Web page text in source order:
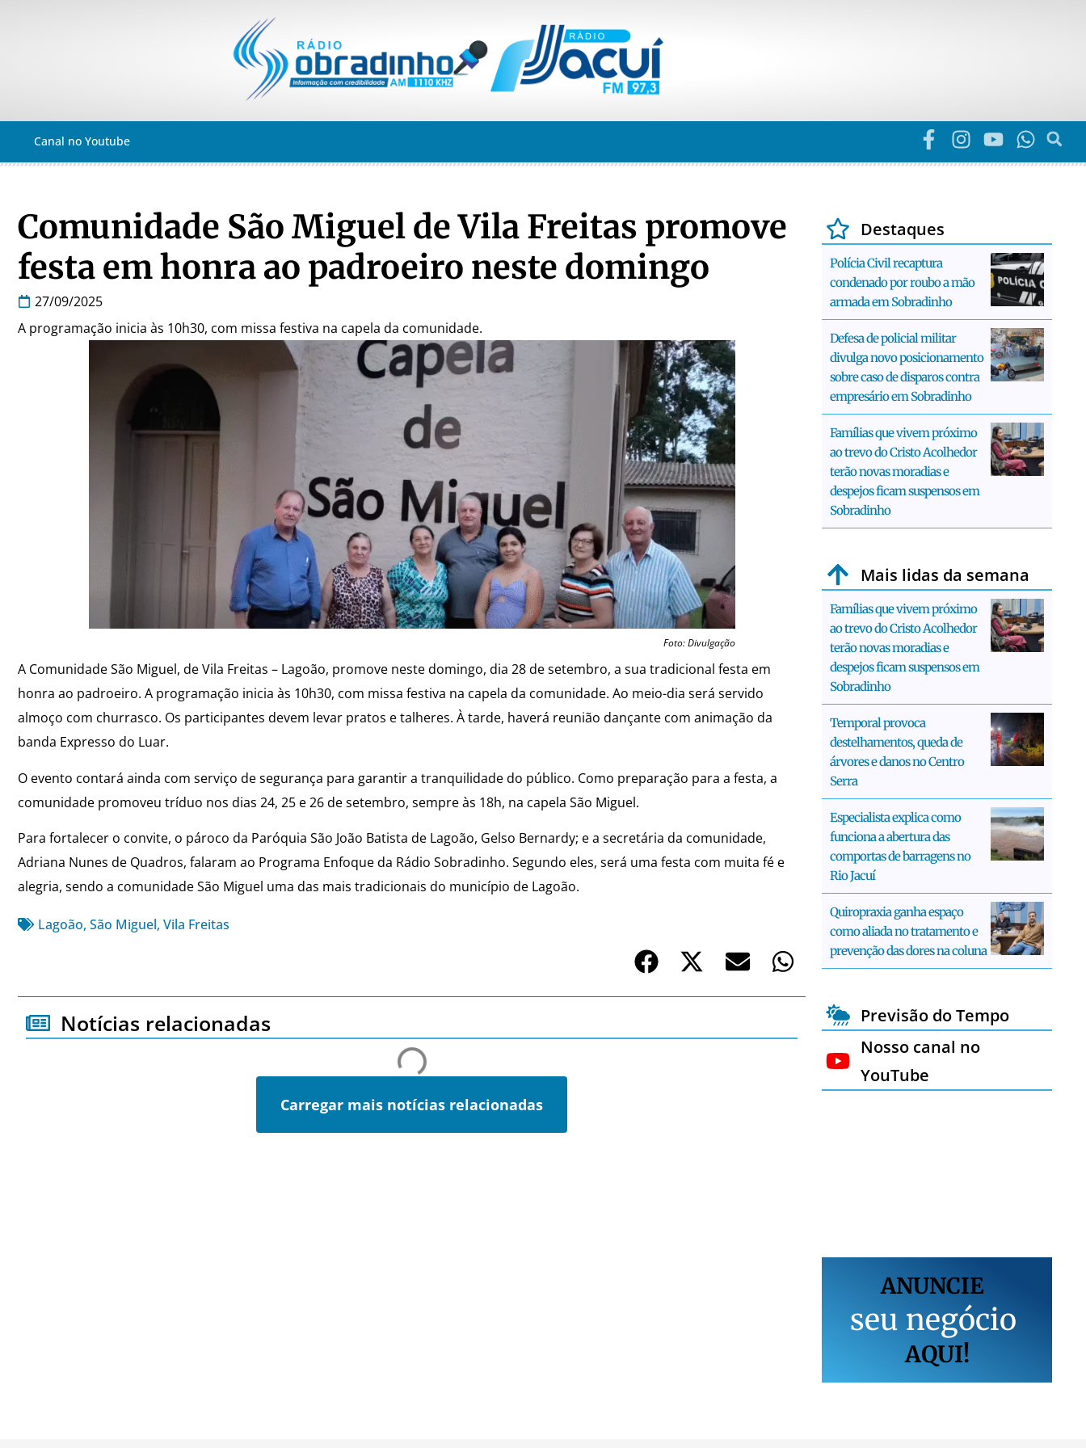
Canal no Youtube
Comunidade São Miguel de Vila Freitas promove
festa em honra ao padroeiro neste domingo
27/09/2025
A programação inicia às 10h30, com missa festiva na capela da comunidade.
Foto: Divulgação
A Comunidade São Miguel, de Vila Freitas – Lagoão, promove neste domingo, dia 28 de setembro, a sua tradicional festa em
honra ao padroeiro. A programação inicia às 10h30, com missa festiva na capela da comunidade. Ao meio-dia será servido
almoço com churrasco. Os participantes devem levar pratos e talheres. À tarde, haverá reunião dançante com animação da
banda Expresso do Luar.
O evento contará ainda com serviço de segurança para garantir a tranquilidade do público. Como preparação para a festa, a
comunidade promoveu tríduo nos dias 24, 25 e 26 de setembro, sempre às 18h, na capela São Miguel.
Para fortalecer o convite, o pároco da Paróquia São João Batista de Lagoão, Gelso Bernardy; e a secretária da comunidade,
Adriana Nunes de Quadros, falaram ao Programa Enfoque da Rádio Sobradinho. Segundo eles, será uma festa com muita fé e
alegria, sendo a comunidade São Miguel uma das mais tradicionais do município de Lagoão.
Lagoão, São Miguel, Vila Freitas
Notícias relacionadas
Carregar mais notícias relacionadas
Destaques
Polícia Civil recaptura
condenado por roubo a mão
armada em Sobradinho
Defesa de policial militar
divulga novo posicionamento
sobre caso de disparos contra
empresário em Sobradinho
Famílias que vivem próximo
ao trevo do Cristo Acolhedor
terão novas moradias e
despejos ficam suspensos em
Sobradinho
Mais lidas da semana
Famílias que vivem próximo
ao trevo do Cristo Acolhedor
terão novas moradias e
despejos ficam suspensos em
Sobradinho
Temporal provoca
destelhamentos, queda de
árvores e danos no Centro
Serra
Especialista explica como
funciona a abertura das
comportas de barragens no
Rio Jacuí
Quiropraxia ganha espaço
como aliada no tratamento e
prevenção das dores na coluna
Previsão do Tempo
Nosso canal no
YouTube
ANUNCIE
seu negócio
AQUI!